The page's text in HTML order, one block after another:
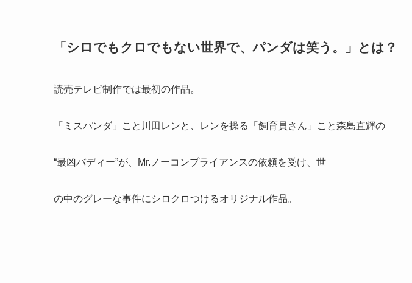
「シロでもクロでもない世界で、パンダは笑う。」とは？
読売テレビ制作では最初の作品。
「ミスパンダ」こと川田レンと、レンを操る「飼育員さん」こと森島直輝の
“最凶バディー”が、Mr.ノーコンプライアンスの依頼を受け、世
の中のグレーな事件にシロクロつけるオリジナル作品。